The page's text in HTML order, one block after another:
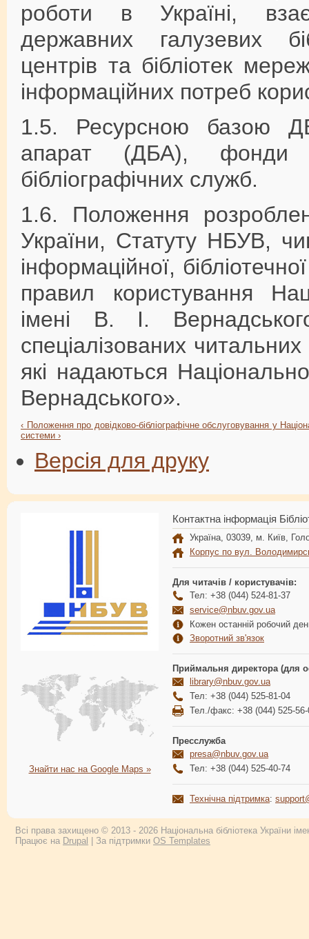
роботи в Україні,
державних галузевих
центрів та бібліотек
інформаційних потреб
1.5. Ресурсною базою
апарат (ДБА), фонди
бібліографічних служб.
1.6. Положення
України, Статуту НБУВ,
інформаційної,
правил користування
імені В. І.
спеціалізованих
які надаються
Вернадського».
‹ Положення про довідково-бібліографічне обслуговування у
системи ›
Версія для друку
Знайти нас на Google Maps »
Контактна інформація
Україна, 03039, м. Київ,
Корпус по вул.
Для читачів / користувачів:
Тел: +38 (044) 524-81-37
service@nbuv.gov.ua
Кожен останній робочий
Зворотний зв'язок
Приймальня директора (для
library@nbuv.gov.ua
Тел: +38 (044) 525-81-04
Тел./факс: +38 (044) 525-56-
Пресслужба
presa@nbuv.gov.ua
Тел: +38 (044) 525-40-74
Технічна підтримка:
Всі права захищено © 2013 - 2026 Національна бібліотека України
Працює на Drupal | За підтримки OS Templates